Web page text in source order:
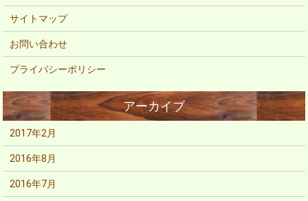
サイトマップ
お問い合わせ
プライバシーポリシー
2017年2月
2016年8月
2016年7月